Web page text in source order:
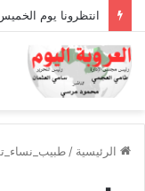
الرئيسية /